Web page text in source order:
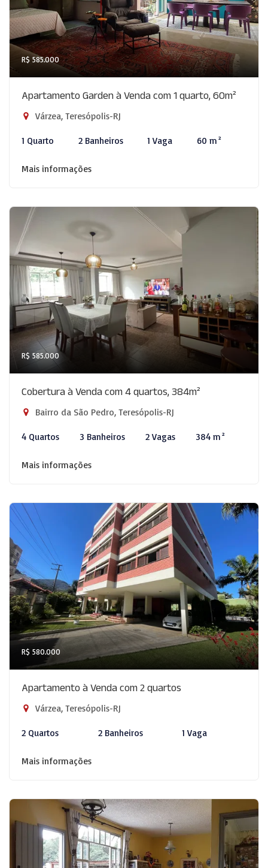
R$ 585.000
Apartamento Garden à Venda com 1 quarto, 60m²
Várzea, Teresópolis-RJ
1 Quarto 2 Banheiros 1 Vaga 60 m²
Mais informações
R$ 585.000
Cobertura à Venda com 4 quartos, 384m²
Bairro da São Pedro, Teresópolis-RJ
4 Quartos 3 Banheiros 2 Vagas 384 m²
Mais informações
R$ 580.000
Apartamento à Venda com 2 quartos
Várzea, Teresópolis-RJ
2 Quartos 2 Banheiros 1 Vaga
Mais informações